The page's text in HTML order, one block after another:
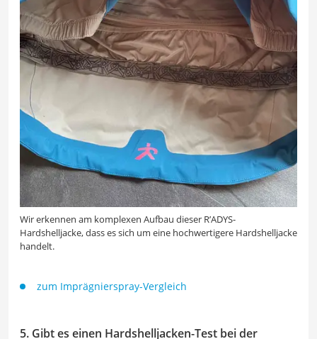
Wir erkennen am komplexen Aufbau dieser R’ADYS-
Hardshelljacke, dass es sich um eine hochwertigere Hardshelljacke
handelt.
zum Imprägnierspray-Vergleich
5. Gibt es einen Hardshelljacken-Test bei der